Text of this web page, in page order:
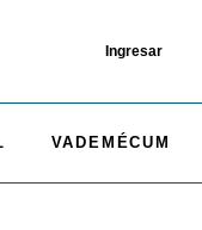
Ingresar
VADEMÉCUM